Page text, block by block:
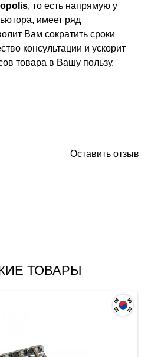
, то есть напрямую у
имеет ряд
Вам сократить сроки
консультации и ускорит
товара в Вашу пользу.
Оставить отзыв
ТОВАРЫ